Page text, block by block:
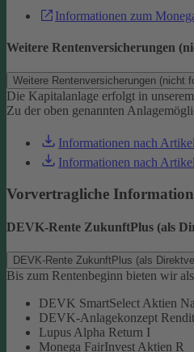
Informationen zum
Weitere Rentenversicherungen
Weitere Rentenversicherungen (nicht
Die Kapitalanlage erfolgt in
Zu der oben genannten
Informationen nach
Informationen nach
Vorvertragliche
DEVK-Rente ZukunftPlus (als
DEVK-Rente ZukunftPlus (als
Bis zum Rentenbeginn bieten wir
DEVK SmartSelect Aktien
DEVK-Anlagekonzept
Lupus Alpha Return I
Monega FairInvest Aktien R